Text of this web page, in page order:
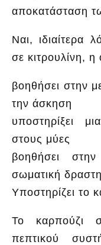
αποκατάσταση
Ναι, ιδιαίτερα
σε κιτρουλίνη,
βοηθήσει στην
την άσκηση
υποστηρίξει
στους μύες
βοηθήσει
σωματική
Υποστηρίζει το
Το καρπούζι
πεπτικού